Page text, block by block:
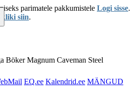
EQ.ee Kalendrid.ee MÄNGUD
parimatele pakkumistele Logi sisse.
kliki siin.
Böker Magnum Caveman Steel